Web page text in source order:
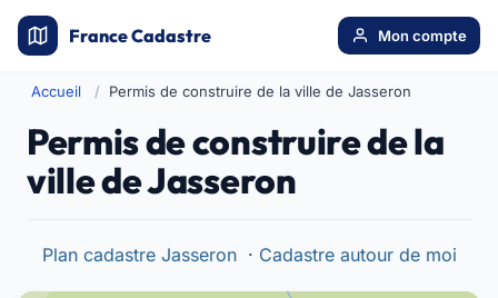
France Cadastre Mon compte
Accueil Permis de construire de la ville de Jasseron
Permis de construire de la
ville de Jasseron
Plan cadastre Jasseron· Cadastre autour de moi